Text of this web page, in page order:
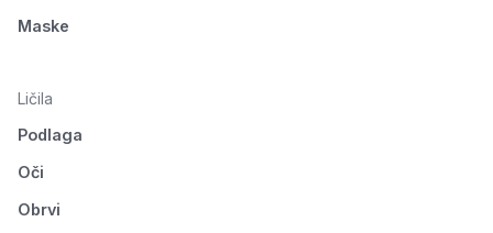
Maske
Ličila
Podlaga
Oči
Obrvi